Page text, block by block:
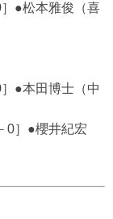
●松本雅俊（喜
●本田博士（中
0］●櫻井紀宏